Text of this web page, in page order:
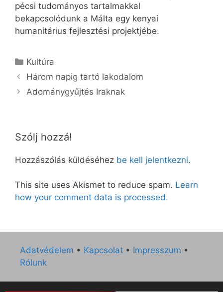
pécsi tudományos tartalmakkal
bekapcsolódunk a Málta egy kenyai
humanitárius fejlesztési projektjébe.
Kategória
Kultúra
Három napig tartó lakodalom
Adománygyűjtés Iraknak
Szólj hozzá!
Hozzászólás küldéséhez be kell jelentkezni.
This site uses Akismet to reduce spam. Learn
how your comment data is processed.
Adatvédelem • Kapcsolat • Impresszum •
Rólunk